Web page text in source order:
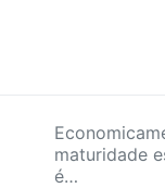
maturidade
é…